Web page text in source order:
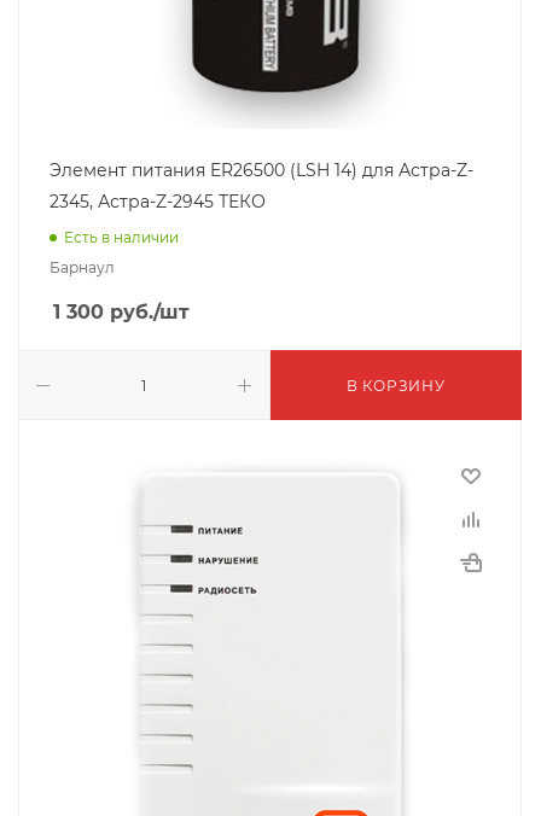
Элемент питания ER26500 (LSH 14) для Астра-Z-
2345, Астра-Z-2945 ТЕКО
Есть в наличии
Барнаул
1 300 руб./шт
В КОРЗИНУ